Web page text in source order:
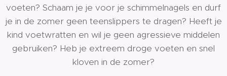
voeten? Schaam je je voor je schimmelnagels en durf
je in de zomer geen teenslippers te dragen? Heeft je
kind voetwratten en wil je geen agressieve middelen
gebruiken? Heb je extreem droge voeten en snel
kloven in de zomer?